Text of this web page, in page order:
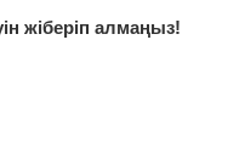
жіберіп алмаңыз!